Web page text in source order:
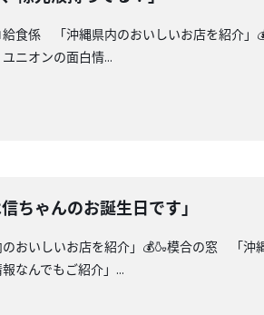
食係 「沖縄県内のおいしいお店を紹介
ニオンの面白情...
ちゃんのお誕生日です」
おいしいお店を紹介」💰🍶模合の窓 「
なんでもご紹介」...